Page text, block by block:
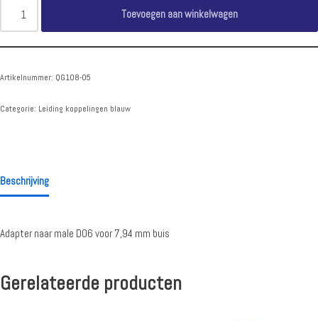
Toevoegen aan winkelwagen
Artikelnummer: QG108-05
Categorie: Leiding koppelingen blauw
Beschrijving
Adapter naar male D06 voor 7,94 mm buis
Gerelateerde producten